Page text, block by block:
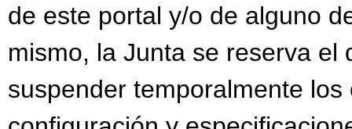
de este portal y/o de alguno
mismo, la Junta se reserva el
suspender temporalmente